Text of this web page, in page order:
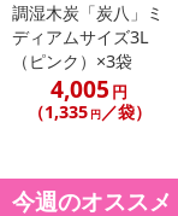
調湿木炭「炭八」ミ
ディアムサイズ3L
（ピンク）×3袋
4,005 円
（1,335 円／袋）
今週のオススメ